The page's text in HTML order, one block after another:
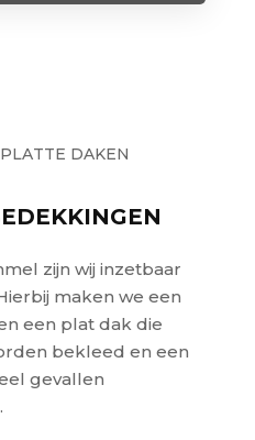
DAKEN
zijn wij inzetbaar
maken we een
een plat dak die
bekleed en een
gevallen